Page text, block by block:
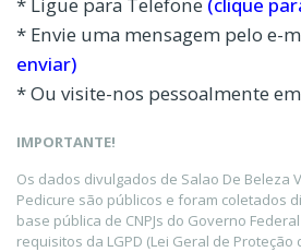
* Envie uma mensagem pelo e-
enviar)
* Ou visite-nos pessoalmente
IMPORTANTE!
Os dados divulgados de Salao De Beleza
Pedicure são públicos e foram coletados
base pública de CNPJs do Governo
requisitos da LGPD (Lei Geral de Proteção